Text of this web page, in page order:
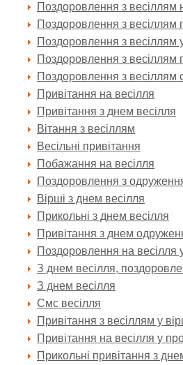
Поздоровлення з весіллям
Поздоровлення з весіллям
Поздоровлення з весіллям
Поздоровлення з весіллям
Поздоровлення з весіллям
Привітання на весілля
Привітання з днем весілля
Вітання з весіллям
Весільні привітання
Побажання на весілля
Поздоровлення з
Вірші з днем весілля
Прикольні з днем весілля
Привітання з днем
Поздоровлення на весілля
З днем весілля,
З днем весілля
Смс весілля
Привітання з весіллям у
Привітання на весілля у
Прикольні привітання з